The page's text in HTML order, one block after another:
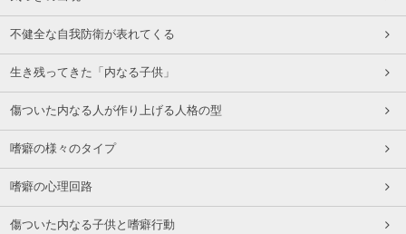
不健全な自我防衛が表れてくる
生き残ってきた「内なる子供」
傷ついた内なる人が作り上げる人格の型
嗜癖の様々のタイプ
嗜癖の心理回路
傷ついた内なる子供と嗜癖行動